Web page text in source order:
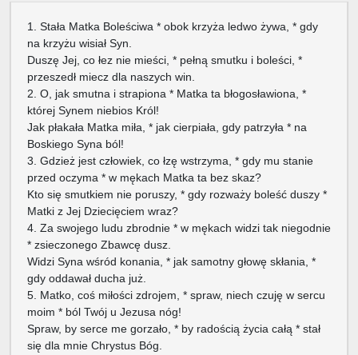
1. Stała Matka Boleściwa * obok krzyża ledwo żywa, * gdy
na krzyżu wisiał Syn.
Duszę Jej, co łez nie mieści, * pełną smutku i boleści, *
przeszedł miecz dla naszych win.
2. O, jak smutna i strapiona * Matka ta błogosławiona, *
której Synem niebios Król!
Jak płakała Matka miła, * jak cierpiała, gdy patrzyła * na
Boskiego Syna ból!
3. Gdzież jest człowiek, co łzę wstrzyma, * gdy mu stanie
przed oczyma * w mękach Matka ta bez skaz?
Kto się smutkiem nie poruszy, * gdy rozważy boleść duszy *
Matki z Jej Dziecięciem wraz?
4. Za swojego ludu zbrodnie * w mękach widzi tak niegodnie
* zsieczonego Zbawcę dusz.
Widzi Syna wśród konania, * jak samotny głowę skłania, *
gdy oddawał ducha już.
5. Matko, coś miłości zdrojem, * spraw, niech czuję w sercu
moim * ból Twój u Jezusa nóg!
Spraw, by serce me gorzało, * by radością życia całą * stał
się dla mnie Chrystus Bóg.